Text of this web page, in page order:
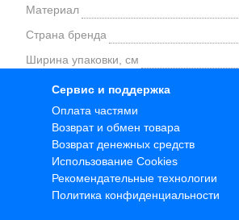
Материал
Страна бренда
Ширина упаковки, см
Сервис и поддержка
Оплата частями
Возврат и обмен товара
Возврат денежных средств
Использование Cookies
Рекомендательные технологии
Политика конфиденциальности